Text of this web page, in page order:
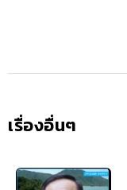
เรื่องอื่นๆ